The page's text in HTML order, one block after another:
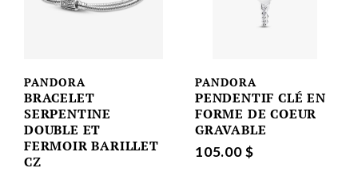
PANDORA
BRACELET
SERPENTINE
DOUBLE ET
FERMOIR BARILLET
CZ
PANDORA
PENDENTIF CLÉ EN
FORME DE COEUR
GRAVABLE
105.00 $